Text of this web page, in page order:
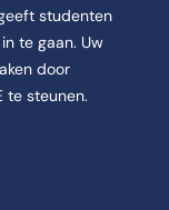
studenten
te gaan. Uw
door
te steunen.